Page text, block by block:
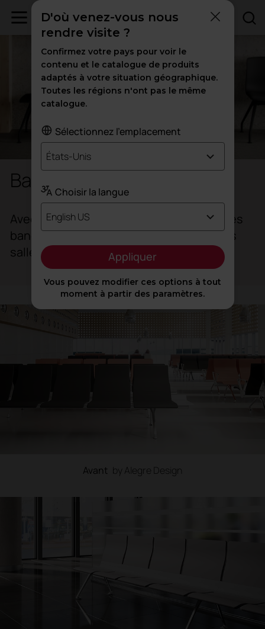
Banquettes d'attente
Avec un design qui privilégie le confort, les
banquettes sont idéales pour équiper les
salles d'attente et les lieux de passage.
Avant by Alegre Design
D'où venez-vous nous
rendre visite ?
Confirmez votre pays pour voir le
contenu et le catalogue de produits
adaptés à votre situation géographique.
Toutes les régions n'ont pas le même
catalogue.
Sélectionnez l'emplacement
États-Unis
Choisir la langue
English US
Appliquer
Vous pouvez modifier ces options à tout
moment à partir des paramètres.